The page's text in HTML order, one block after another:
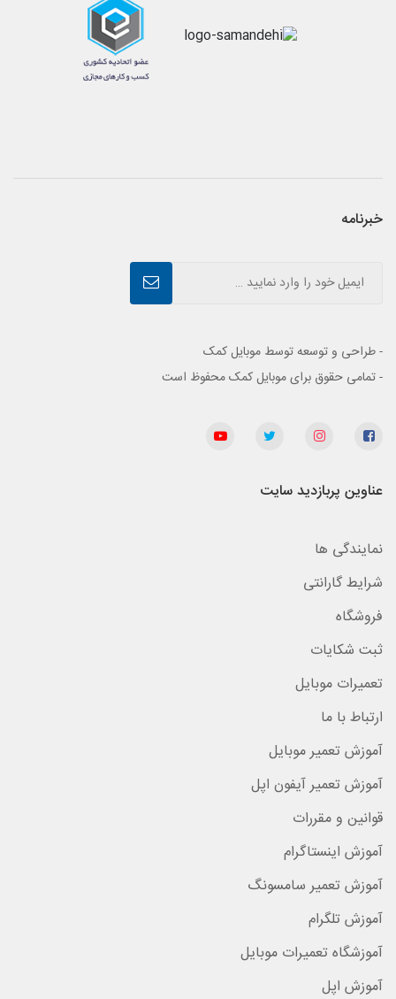
خبرنامه
- طراحی و توسعه توسط موبایل کمک
- تمامی حقوق برای موبایل کمک محفوظ است
عناوین پربازدید سایت
نمایندگی ها
شرایط گارانتی
فروشگاه
ثبت شکایات
تعمیرات موبایل
ارتباط با ما
آموزش تعمیر موبایل
آموزش تعمیر آیفون اپل
قوانین و مقررات
آموزش اینستاگرام
آموزش تعمیر سامسونگ
آموزش تلگرام
آموزشگاه تعمیرات موبایل
آموزش اپل